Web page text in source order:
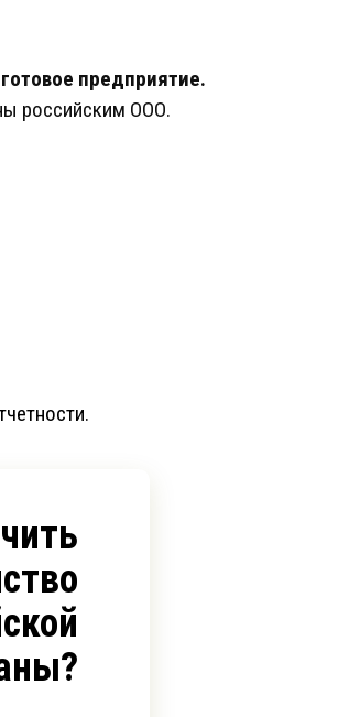
предприятие.
российским ООО.